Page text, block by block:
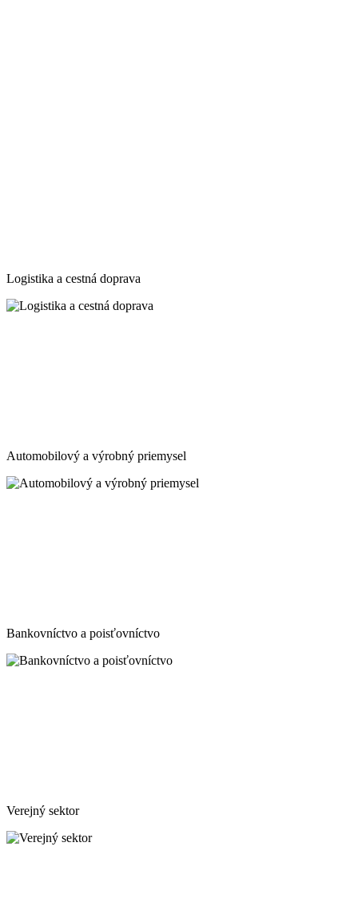
Logistika a cestná doprava
Automobilový a výrobný priemysel
Bankovníctvo a poisťovníctvo
Verejný sektor